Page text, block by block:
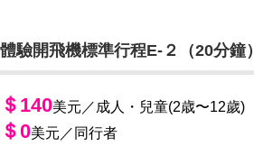
體驗開飛機標準行程E-２（20分鐘）
＄140美元／成人・兒童(2歳〜12歲)
＄0美元／同行者